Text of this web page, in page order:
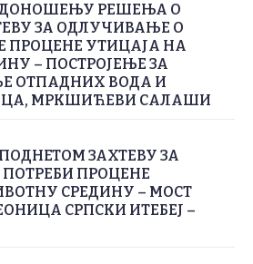
РЕШЕЊА О
ЗА ОДЛУЧИВАЊЕ О
ПРОЦЕНЕ УТИЦАЈА НА
– ПОСТРОЈЕЊЕ ЗА
ОТПАДНИХ ВОДА И
МРКШИЋЕВИ САЛАШИ
ЗАХТЕВУ ЗА
ПРОЦЕНЕ
СРЕДИНУ – МОСТ
СРПСКИ ИТЕБЕЈ –